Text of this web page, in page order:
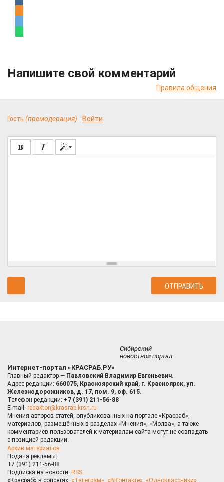
Напишите свой комментарий
Правила общения
Гость (премодерация) Войти
Сибирский
новостной портал
Интернет-портал «КРАСРАБ.РУ»
Главный редактор — Павловский Владимир Евгеньевич.
Адрес редакции: 660075, Красноярский край, г. Красноярск, ул.
Железнодорожников, д. 17, пом. 9, оф. 615.
Телефон редакции: +7 (391) 211-56-88
E-mail: redaktor@krasrab.krsn.ru
Мнения авторов статей, опубликованных на портале «Красраб»,
материалов, размещённых в разделах «Мнения», «Молва», а также
комментариев пользователей к материалам сайта могут не совпадать
с позицией редакции.
Архив материалов
Подача рекламы:
+7 (391) 211-56-88
Подписка на новости: RSS
«Красраб» в соцсетях: «Телеграм» «ВКонтакте» «Одноклассники»